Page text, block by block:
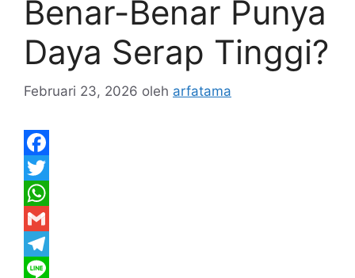
Benar-Benar Punya
Daya Serap Tinggi?
Februari 23, 2026 oleh arfatama
F
a
c
e
b
T
w
t
W
h
a
G
m
T